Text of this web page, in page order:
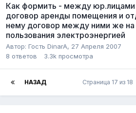
Как формить - между юр.лицами
договор аренды помещения и
нему договор между ними же на
пользования электроэнергией
Автор: Гость DinarA, 27 Апреля 2007
8 ответов 3.3k просмотра
НАЗАД Страница 17 из 18